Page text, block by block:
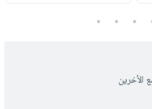
3
4
5
الأخرين